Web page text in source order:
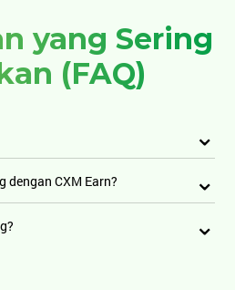
yang Sering
(FAQ)
dengan CXM Earn?